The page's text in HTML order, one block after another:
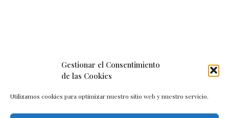
Gestionar el Consentimiento
de las Cookies
Utilizamos cookies para optimizar nuestro sitio web y nuestro servicio.